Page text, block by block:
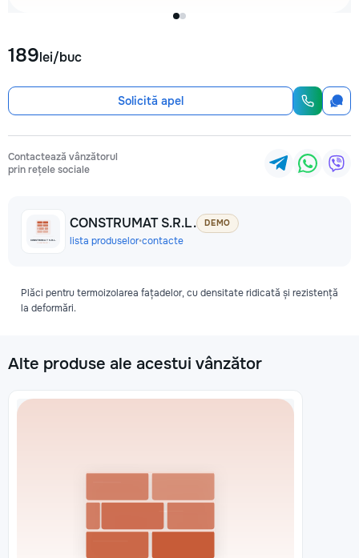
189lei/buc
Solicită apel
Contactează vânzătorul
prin rețele sociale
CONSTRUMAT S.R.L. DEMO
lista produselor•contacte
Plăci pentru termoizolarea fațadelor, cu densitate ridicată și rezistență
la deformări.
Alte produse ale acestui vânzător